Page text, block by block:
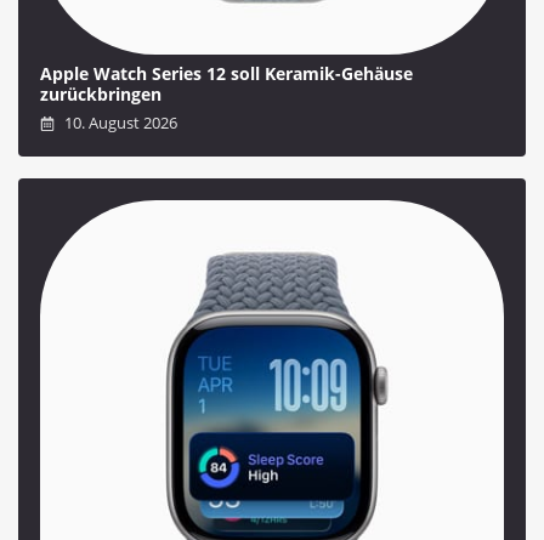
Apple Watch Series 12 soll Keramik-Gehäuse
zurückbringen
10. August 2026